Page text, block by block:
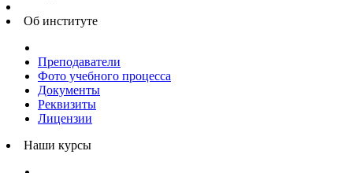
Об институте
Преподаватели
Фото учебного процесса
Документы
Реквизиты
Лицензии
Наши курсы